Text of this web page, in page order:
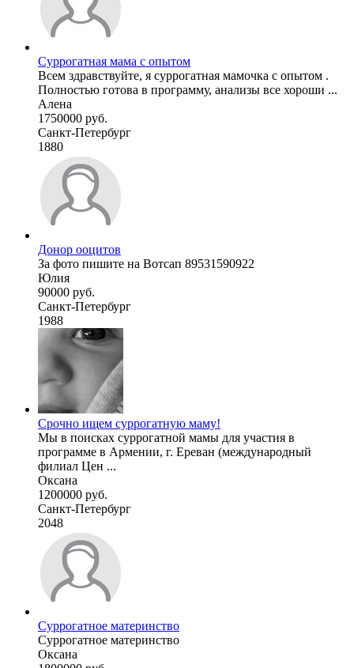
Суррогатная мама с опытом
Всем здравствуйте, я суррогатная мамочка с опытом .
Полностью готова в программу, анализы все хороши ...
Алена
1750000 руб.
Санкт-Петербург
1880
Донор ооцитов
За фото пишите на Вотсап 89531590922
Юлия
90000 руб.
Санкт-Петербург
1988
Срочно ищем суррогатную маму!
Мы в поисках суррогатной мамы для участия в
программе в Армении, г. Ереван (международный
филиал Цен ...
Оксана
1200000 руб.
Санкт-Петербург
2048
Суррогатное материнство
Суррогатное материнство
Оксана